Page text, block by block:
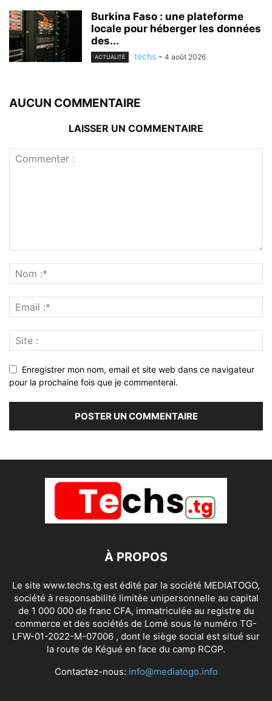
Burkina Faso : une plateforme
locale pour héberger les données
des...
ACTUALITÉ techs - 4 août 2026
AUCUN COMMENTAIRE
LAISSER UN COMMENTAIRE
Enregistrer mon nom, email et site web dans ce navigateur
pour la prochaine fois que je commenterai.
À PROPOS
Le site www.techs.tg est édité par la société MEDIATOGO,
société à responsabilité limitée unipersonnelle au capital
de 1 000 000 de franc CFA, immatriculée au registre du
commerce et des sociétés de Lomé sous le numéro TG-
LFW-01-2022-M-07006 , dont le siège social est situé sur
la route de Kégué en face du camp RCGP.
Contactez-nous: info@mediatogo.info